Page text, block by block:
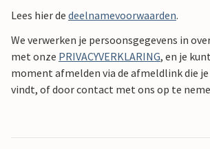
Lees hier de deelnamevoorwaarden.
We verwerken je persoonsgegevens in
met onze PRIVACYVERKLARING, en je
moment afmelden via de afmeldlink die
vindt, of door contact met ons op te